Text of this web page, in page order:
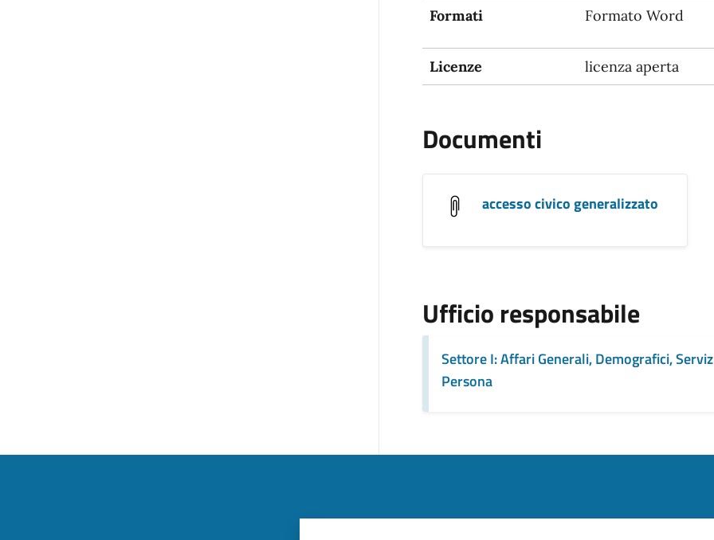
Formati
Formato Word
Licenze licenza aperta
Documenti
accesso civico generalizzato
Ufficio responsabile
Settore I: Affari Generali, Demografici,
Persona